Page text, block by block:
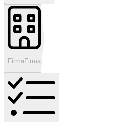
Firma Firma